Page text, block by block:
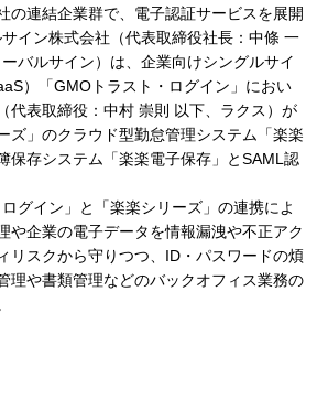
の連結企業群で、電子認証サービスを展開
イン株式会社（代表取締役社長：中條 一
バルサイン）は、企業向けシングルサイ
）「GMOトラスト・ログイン」におい
代表取締役：中村 崇則 以下、ラクス）が
ズ」のクラウド型勤怠管理システム「楽楽
保存システム「楽楽電子保存」とSAML認
グイン」と「楽楽シリーズ」の連携によ
や企業の電子データを情報漏洩や不正アク
リスクから守りつつ、ID・パスワードの煩
理や書類管理などのバックオフィス業務の